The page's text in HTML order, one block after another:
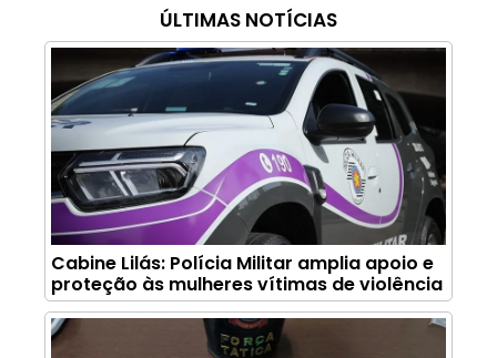
ÚLTIMAS NOTÍCIAS
Cabine Lilás: Polícia Militar amplia apoio e
proteção às mulheres vítimas de violência